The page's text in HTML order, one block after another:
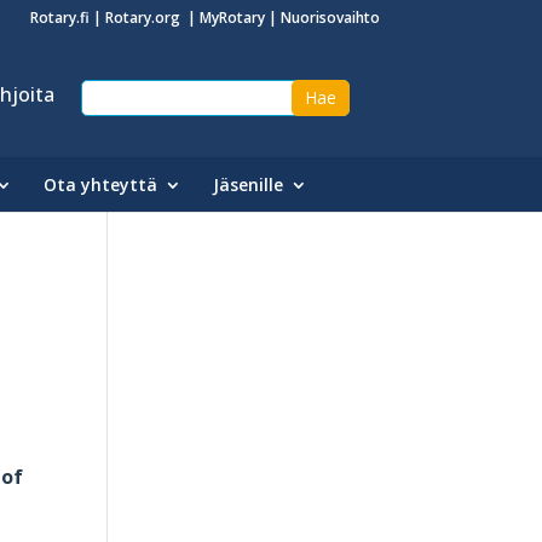
Rotary.fi | Rotary.org | MyRotary| Nuorisovaihto
Ota yhteyttä Jäsenille
of